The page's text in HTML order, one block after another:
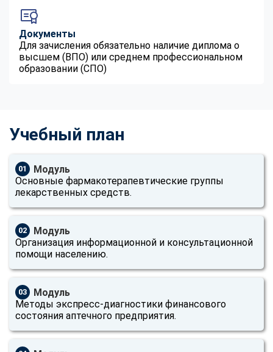
Документы
Для зачисления обязательно наличие диплома о
высшем (ВПО) или среднем профессиональном
образовании (СПО)
Учебный план
01
Модуль
Основные фармакотерапевтические группы
лекарственных средств.
02
Модуль
Организация информационной и консультационной
помощи населению.
03
Модуль
Методы экспресс-диагностики финансового
состояния аптечного предприятия.